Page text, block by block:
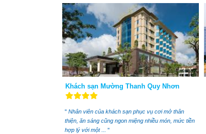
Khách sạn Mường Thanh Quy Nhơn
" Nhân viên của khách sạn phục vụ cơi mở thân
thiện, ăn sáng cũng ngon miệng nhiều món, mức tiền
hợp lý với một ... "